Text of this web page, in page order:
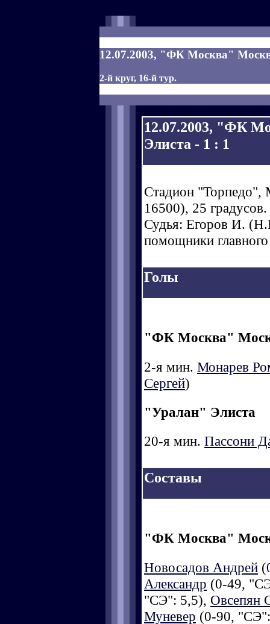
12.07.2003, "ФК Москва"
2-й круг, 16-й тур.
12.07.2003, "ФК
Элиста - 1 : 1
Стадион "Торпедо",
16500), 25 градусов.
Судья: Егоров И.
помощники
Голы
"ФК Москва"
2-я мин. Монарев
Сергей)
"Уралан" Элиста
20-я мин. Пассони
Составы
"ФК Москва"
Новосадов Андрей
Александр (0-49,
"СЭ": 5,5), Овсепян
Муневер (0-90,